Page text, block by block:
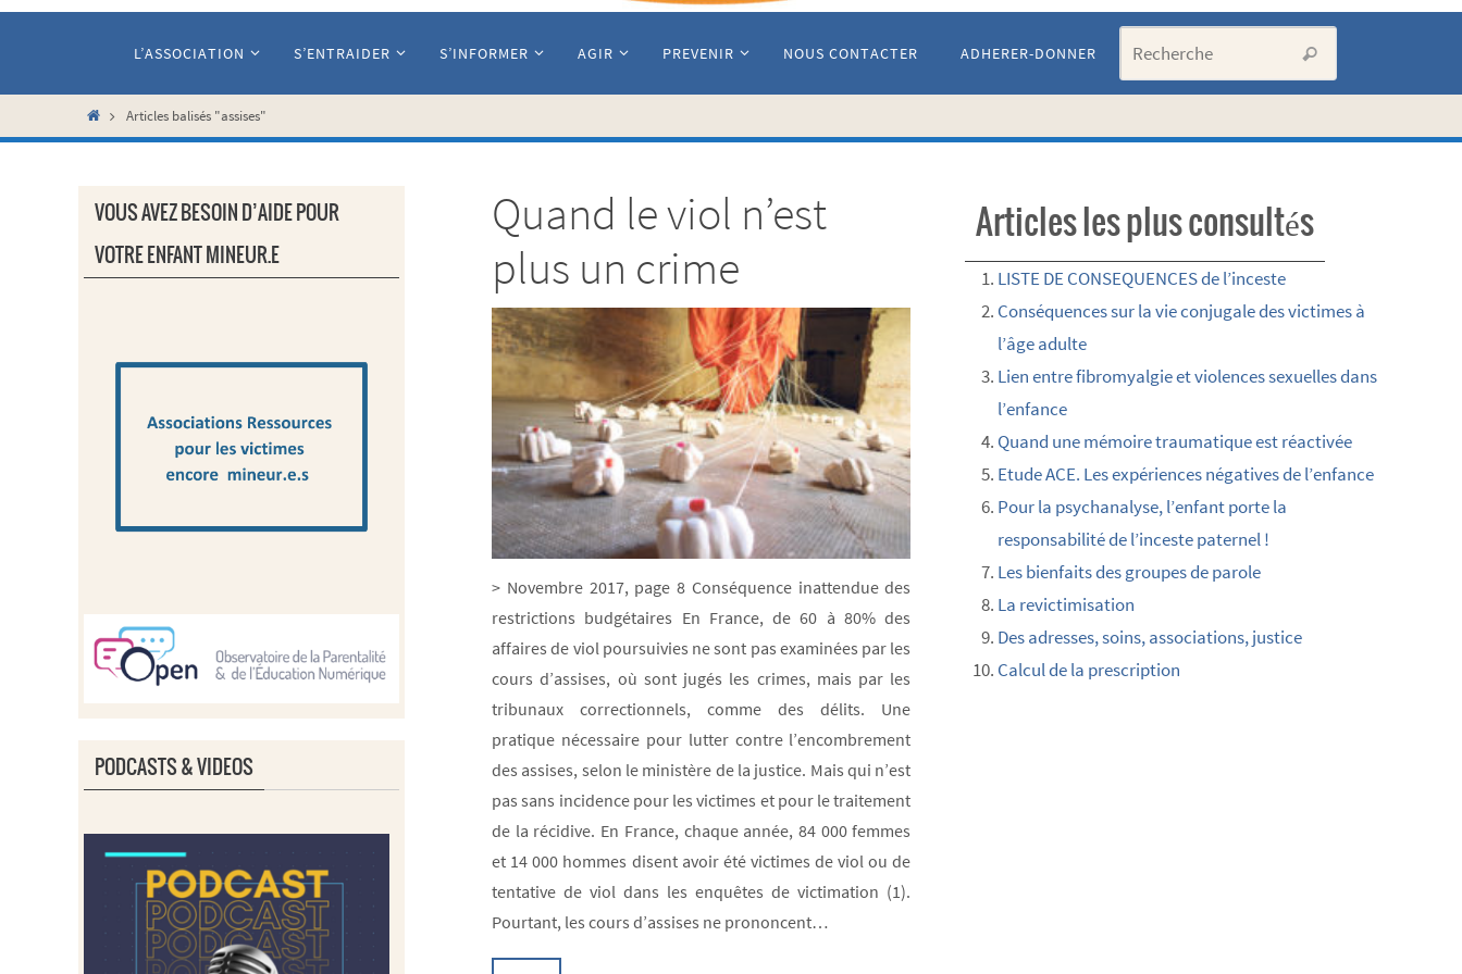
L’ASSOCIATION S’ENTRAIDER S’INFORMER AGIR PREVENIR NOUS CONTACTER ADHERER-DONNER Recherche
HomeArticles balisés "assises"
Quand le viol n’est
plus un crime
> Novembre 2017, page 8 Conséquence inattendue des
restrictions budgétaires En France, de 60 à 80% des
affaires de viol poursuivies ne sont pas examinées par les
cours d’assises, où sont jugés les crimes, mais par les
tribunaux correctionnels, comme des délits. Une
pratique nécessaire pour lutter contre l’encombrement
des assises, selon le ministère de la justice. Mais qui n’est
pas sans incidence pour les victimes et pour le traitement
de la récidive. En France, chaque année, 84 000 femmes
et 14 000 hommes disent avoir été victimes de viol ou de
tentative de viol dans les enquêtes de victimation (1).
Pourtant, les cours d’assises ne prononcent…
Articles les plus consultés
LISTE DE CONSEQUENCES de l’inceste
Conséquences sur la vie conjugale des victimes à
l’âge adulte
Lien entre fibromyalgie et violences sexuelles dans
l’enfance
Quand une mémoire traumatique est réactivée
Etude ACE. Les expériences négatives de l’enfance
Pour la psychanalyse, l’enfant porte la
responsabilité de l’inceste paternel !
Les bienfaits des groupes de parole
La revictimisation
Des adresses, soins, associations, justice
Calcul de la prescription
VOUS AVEZ BESOIN D’AIDE POUR
VOTRE ENFANT MINEUR.E
PODCASTS & VIDEOS